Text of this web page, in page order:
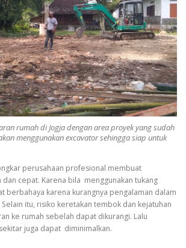
rumah di Jogja dengan area proyek yang sudah
menggunakan excavator sehingga siap untuk
perusahaan profesional membuat
cepat. Karena bila menggunakan tukang
berbahaya karena kurangnya pengalaman dalam
itu, risiko keretakan tembok dan kejatuhan
ke rumah sebelah dapat dikurangi. Lalu
juga dapat diminimalkan.